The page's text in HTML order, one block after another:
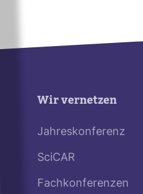
Wir vernetzen
Jahreskonferenz
SciCAR
Fachkonferenzen